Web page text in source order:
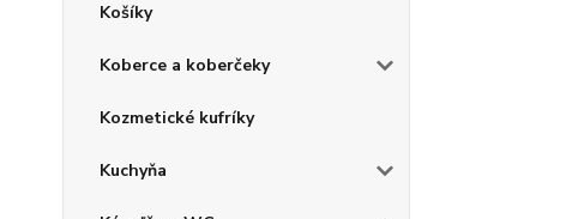
Košíky
Koberce a koberčeky
Kozmetické kufríky
Kuchyňa